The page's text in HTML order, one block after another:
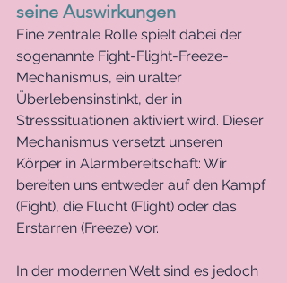
seine Auswirkungen
Eine zentrale Rolle spielt dabei der
sogenannte Fight-Flight-Freeze-
Mechanismus, ein uralter
Überlebensinstinkt, der in
Stresssituationen aktiviert wird. Dieser
Mechanismus versetzt unseren
Körper in Alarmbereitschaft: Wir
bereiten uns entweder auf den Kampf
(Fight), die Flucht (Flight) oder das
Erstarren (Freeze) vor.
In der modernen Welt sind es jedoch